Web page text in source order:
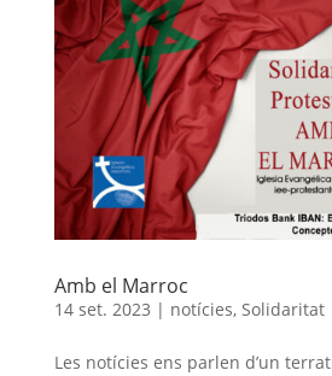
Amb el Marroc
14 set. 2023 | notícies, Solidaritat
Les notícies ens parlen d’un